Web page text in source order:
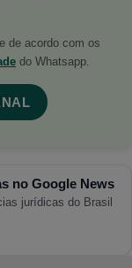
de acordo com os
do Whatsapp.
no Google News
jurídicas do Brasil